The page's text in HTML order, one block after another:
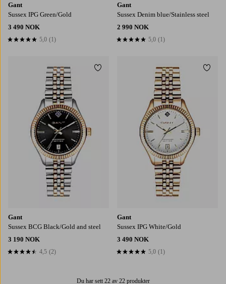
Gant
Sussex IPG Green/Gold
3 490 NOK
5,0 basert på 1 karaktergivninger
5,0 (1)
Gant
Sussex Denim blue/Stainless steel
2 990 NOK
5,0 basert på 1 karaktergivninger
5,0 (1)
Gant
Sussex BCG Black/Gold and steel
3 190 NOK
4,5 basert på 2 karaktergivninger
4,5 (2)
Legg til favoritter
Gant
Sussex IPG White/Gold
3 490 NOK
5,0 basert på 1 karaktergivninger
5,0 (1)
Du har sett 22 av 22 produkter